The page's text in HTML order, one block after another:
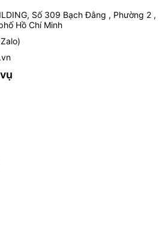
Số 309 Bạch Đằng , Phường 2 ,
Hồ Chí Minh